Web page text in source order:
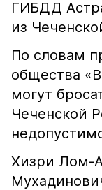
ГИБДД
из
По словам
общества
могут
Чеченской
Хизри Лом-